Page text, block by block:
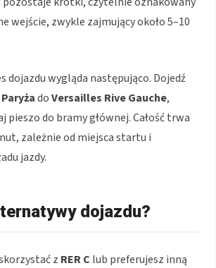
wejście, zwykle zajmujący około 5–10
dojazdu wygląda następująco. Dojedź
ParyżadoVersailles Rive Gauche,
pieszo do bramy głównej. Całość trwa
zależnie od miejsca startu i
jazdy.
dojazdu?
z RER C lub preferujesz inną